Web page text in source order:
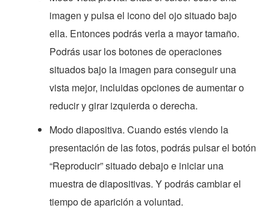
imagen y pulsa el icono del ojo situado bajo
ella. Entonces podrás verla a mayor tamaño.
Podrás usar los botones de operaciones
situados bajo la imagen para conseguir una
vista mejor, incluidas opciones de aumentar o
reducir y girar izquierda o derecha.
Modo diapositiva. Cuando estés viendo la
presentación de las fotos, podrás pulsar el botón
“Reproducir” situado debajo e iniciar una
muestra de diapositivas. Y podrás cambiar el
tiempo de aparición a voluntad.